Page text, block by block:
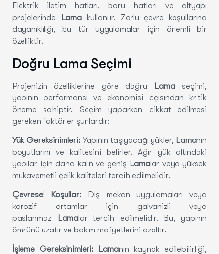
Elektrik iletim hatları, boru hatları ve altyapı
projelerinde
Lamakullanılır. Zorlu çevre koşullarına
dayanıklılığı, bu tür uygulamalar için önemli bir
özelliktir.
Doğru Lama Seçimi
Projenizin özelliklerine göre doğru Lamaseçimi,
yapının performansı ve ekonomisi açısından kritik
öneme sahiptir. Seçim yaparken dikkat edilmesi
gereken faktörler şunlardır:
Yük Gereksinimleri: Yapının taşıyacağı yükler, Lamanın
boyutlarını ve kalitesini belirler. Ağır yük altındaki
yapılar için daha kalın ve geniş Lamalar veya yüksek
mukavemetli çelik kaliteleri tercih edilmelidir.
Çevresel Koşullar: Dış mekan uygulamaları veya
korozif ortamlar için galvanizli veya
paslanmaz
Lamalar tercih edilmelidir. Bu, yapının
ömrünü uzatır ve bakım maliyetlerini azaltır.
İşleme Gereksinimleri: Lamanın kaynak edilebilirliği,